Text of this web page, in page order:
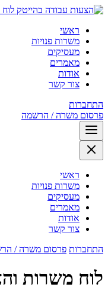
ראשי
משרות פנויות
מעסיקים
מאמרים
אודות
צור קשר
התחברות
פרסום משרה / הרשמה
ראשי
משרות פנויות
מעסיקים
מאמרים
אודות
צור קשר
התחברות פרסום משרה /
לוח משרות